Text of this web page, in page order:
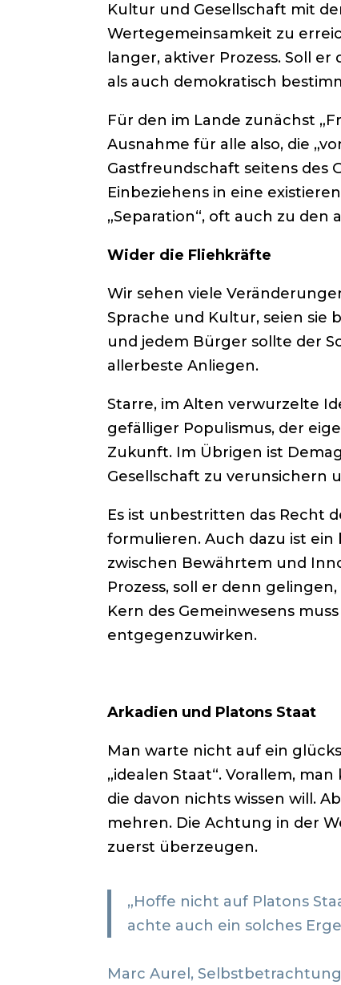
Kultur und Gesellschaft mit
Wertegemeinsamkeit zu
langer, aktiver Prozess. Soll
als auch demokratisch
Für den im Lande zunächst
Ausnahme für alle also, die
Gastfreundschaft seitens des
Einbeziehens in eine
„Separation“, oft auch zu
Wider die Fliehkräfte
Wir sehen viele
Sprache und Kultur, seien sie
und jedem Bürger sollte der
allerbeste Anliegen.
Starre, im Alten verwurzelte
gefälliger Populismus, der
Zukunft. Im Übrigen ist
Gesellschaft zu verunsichern
Es ist unbestritten das Recht
formulieren. Auch dazu ist
zwischen Bewährtem und
Prozess, soll er denn
Kern des Gemeinwesens
entgegenzuwirken.
Arkadien und Platons Staat
Man warte nicht auf ein
„idealen Staat“. Vorallem,
die davon nichts wissen will.
mehren. Die Achtung in der
zuerst überzeugen.
„Hoffe nicht auf Platons
achte auch ein solches
Marc Aurel,